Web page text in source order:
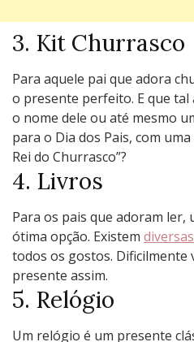
3. Kit Churrasco
Para aquele pai que adora
o presente perfeito. E que tal
o nome dele ou até mesmo
para o Dia dos Pais, com
Rei do Churrasco”?
4. Livros
Para os pais que adoram ler,
ótima opção. Existem
todos os gostos. Dificilmente
presente assim.
5. Relógio
Um relógio é um presente